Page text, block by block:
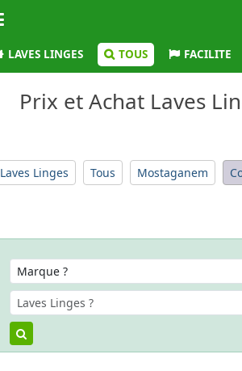
LAVES LINGES TOUS FACILITE
Prix et Achat Laves
Laves Linges Tous Mostaganem